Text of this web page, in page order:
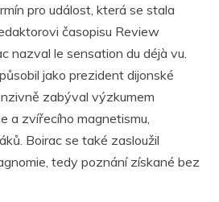
pro událost, která se stala
časopisu Review
nazval le sensation du déjà vu.
jako prezident dijonské
zabýval výzkumem
a zvířecího magnetismu,
Boirac se také zasloužil
tedy poznání získané bez